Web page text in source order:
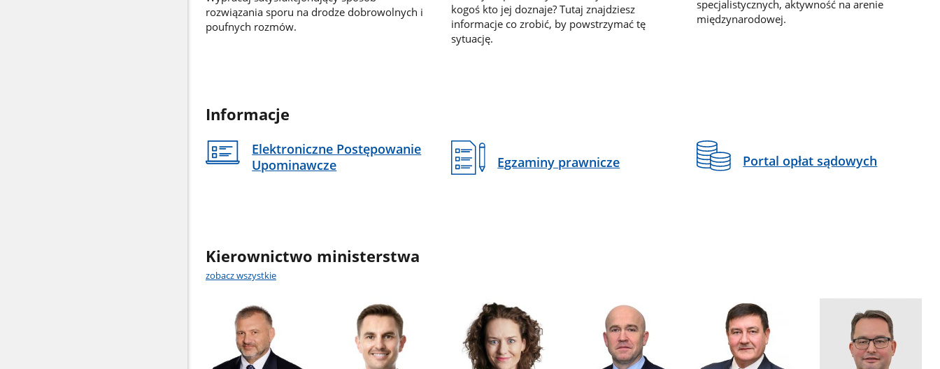
rozwiązania sporu na drodze dobrowolnych i
poufnych rozmów.
kogoś kto jej doznaje? Tutaj znajdziesz
informacje co zrobić, by powstrzymać tę
sytuację.
specjalistycznych, aktywność na arenie
międzynarodowej.
Informacje
Elektroniczne Postępowanie
Upominawcze
Egzaminy prawnicze Portal opłat sądowych
Kierownictwo ministerstwa
zobacz wszystkie